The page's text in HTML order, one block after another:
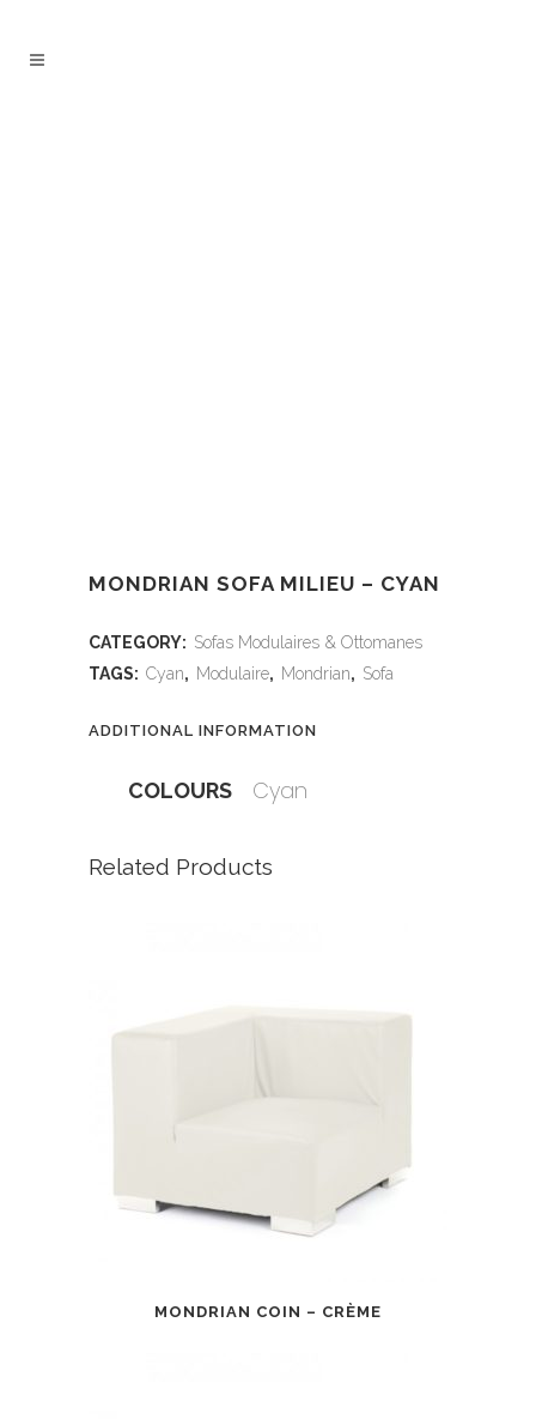
MONDRIAN SOFA MILIEU – CYAN
CATEGORY: Sofas Modulaires & Ottomanes
TAGS: Cyan, Modulaire, Mondrian, Sofa
ADDITIONAL INFORMATION
COLOURS Cyan
Related Products
MONDRIAN COIN – CRÈME